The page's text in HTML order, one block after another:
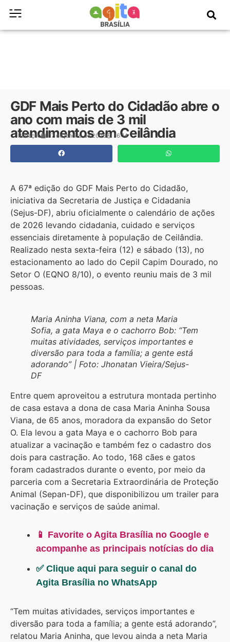
GDF Mais Perto do Cidadão abre o
ano com mais de 3 mil
atendimentos em Ceilândia
Redação 17 de janeiro de 2026 16:14
A 67ª edição do GDF Mais Perto do Cidadão,
iniciativa da Secretaria de Justiça e Cidadania
(Sejus-DF), abriu oficialmente o calendário de ações
de 2026 levando cidadania, cuidado e serviços
essenciais diretamente à população de Ceilândia.
Realizado nesta sexta-feira (12) e sábado (13), no
estacionamento ao lado do CepiI Capim Dourado, no
Setor O (EQNO 8/10), o evento reuniu mais de 3 mil
pessoas.
Maria Aninha Viana, com a neta Maria
Sofia, a gata Maya e o cachorro Bob: “Tem
muitas atividades, serviços importantes e
diversão para toda a família; a gente está
adorando” | Foto: Jhonatan Vieira/Sejus-
DF
Entre quem aproveitou a estrutura montada pertinho
de casa estava a dona de casa Maria Aninha Sousa
Viana, de 65 anos, moradora da expansão do Setor
O. Ela levou a gata Maya e o cachorro Bob para
atualizar a vacinação e também fez o cadastro dos
dois para castração. Ao todo, 168 cães e gatos
foram cadastrados durante o evento, por meio da
parceria com a Secretaria Extraordinária de Proteção
Animal (Sepan-DF), que disponibilizou um trailer para
vacinação e serviços de saúde animal.
📱 Favorite o Agita Brasília no Google e
acompanhe as principais notícias do dia
✅ Clique aqui para seguir o canal do
Agita Brasília no WhatsApp
“Tem muitas atividades, serviços importantes e
diversão para toda a família; a gente está adorando”,
relatou Maria Aninha, que levou ainda a neta Maria